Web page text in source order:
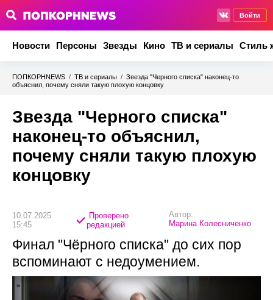
Войти
Новости Персоны Звезды Кино ТВ и сериалы Стиль
ПОПКОРНNEWS / ТВ и сериалы / Звезда "Черного списка" наконец-то
объяснил, почему сняли такую плохую концовку
Звезда "Черного списка"
наконец-то объяснил,
почему сняли такую плохую
концовку
10.07.2025
15:45
Проверено
редакцией
Автор:
Марина Колесниченко
Финал "Чёрного списка" до сих пор
вспоминают с недоумением.